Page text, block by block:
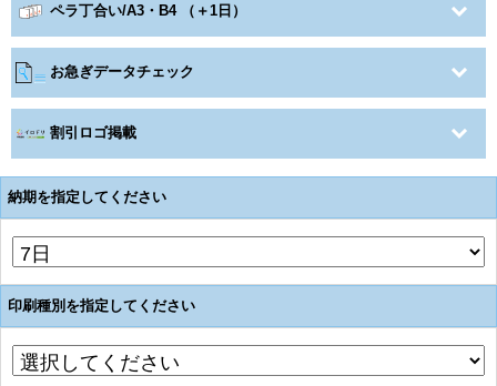
ペラ丁合い/A3・B4 （＋1日）
お急ぎデータチェック
割引ロゴ掲載
納期を指定してください
印刷種別を指定してください